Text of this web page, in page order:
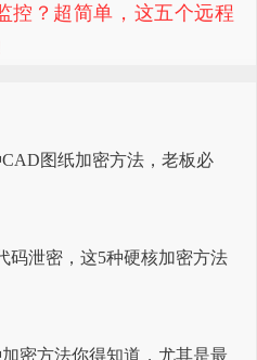
控？超简单，这五个远程
图纸加密方法，老板必
码泄密，这5种硬核加密方法
密方法你得知道，尤其是最